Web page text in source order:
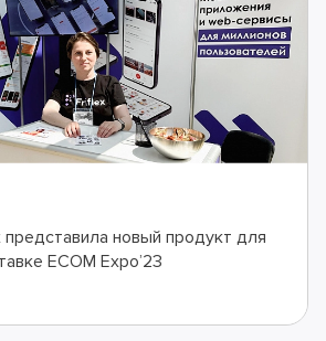
представила новый продукт для
ECOM Expo’23